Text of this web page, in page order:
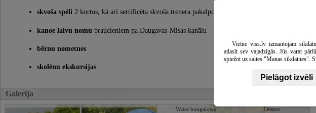
skvoša spēli 2 kortos, kā arī sertificēta skvoša trenera pakalpojumus
kanoe laivu nomu braucieniem pa Daugavas-Misas kanālu
bērnu nometnes
skolēnu ekskursijas
Galerija
Water bungalows Leisure
Vietne viss.lv izmantojam
atlasīt sev vajadzīgās. Jūs varat
spiežot uz saites "Manas sīkdatnes".
Pielāgot izvēli